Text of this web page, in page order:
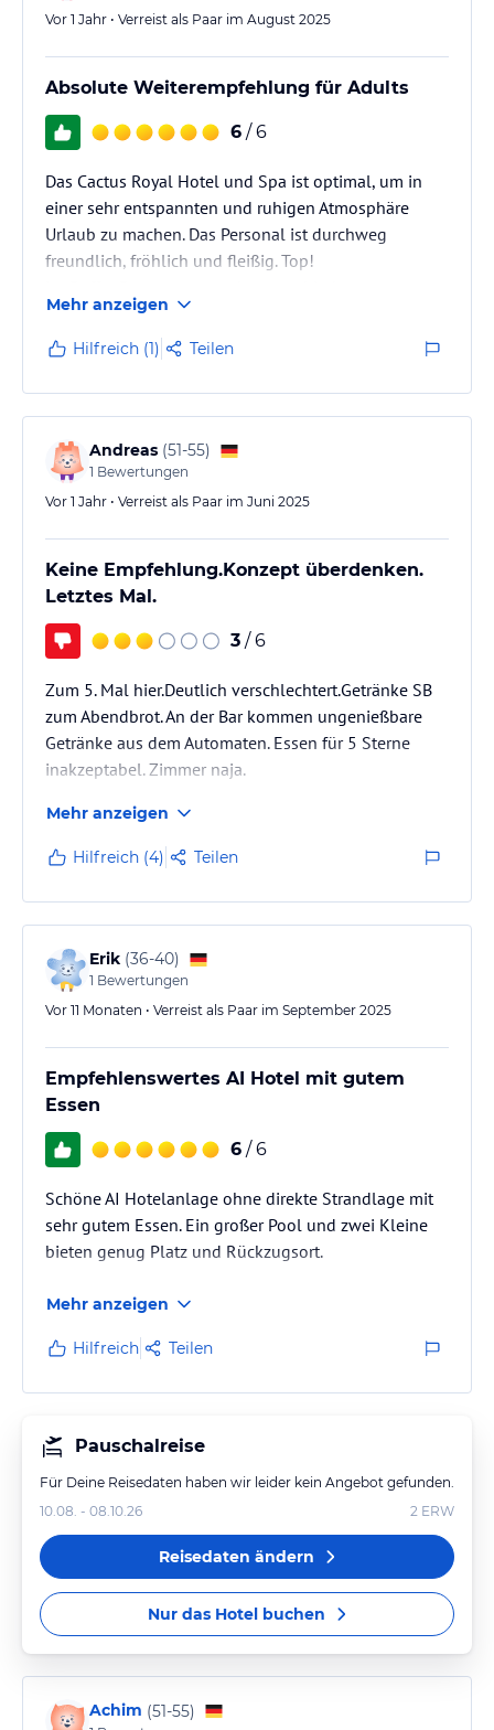
Vor 1 Jahr • Verreist als Paar im August 2025
Absolute Weiterempfehlung für Adults
6 / 6
Das Cactus Royal Hotel und Spa ist optimal, um in
einer sehr entspannten und ruhigen Atmosphäre
Urlaub zu machen. Das Personal ist durchweg
freundlich, fröhlich und fleißig. Top!
Themenabende angeboten, es ist immer genug von
allem da und kulinarisch bleiben keine Wünsche
offen. Auch, wer lieber wie Zuhause essen möchte,
kommt auf seine Kosten. Wer in anderen Portalen
jammert, dass Gyros fehlt, der kann jeden Mittag an
der kleinen Bar genug davon finden. Nikos bietet
dort…
Mehr anzeigen
Hilfreich (1) Teilen
Andreas (51-55)
1 Bewertungen
Vor 1 Jahr • Verreist als Paar im Juni 2025
Keine Empfehlung.Konzept überdenken.
Letztes Mal.
3 / 6
Zum 5. Mal hier.Deutlich verschlechtert.Getränke SB
zum Abendbrot. An der Bar kommen ungenießbare
Getränke aus dem Automaten. Essen für 5 Sterne
inakzeptabel. Zimmer naja.
Mehr anzeigen
Hilfreich (4) Teilen
Erik (36-40)
1 Bewertungen
Vor 11 Monaten • Verreist als Paar im September 2025
Empfehlenswertes AI Hotel mit gutem
Essen
6 / 6
Schöne AI Hotelanlage ohne direkte Strandlage mit
sehr gutem Essen. Ein großer Pool und zwei Kleine
bieten genug Platz und Rückzugsort.
Mehr anzeigen
Hilfreich Teilen
Pauschalreise
Für Deine Reisedaten haben wir leider kein Angebot gefunden.
10.08. - 08.10.26
2 ERW
Reisedaten ändern
Nur das Hotel buchen
Achim (51-55)